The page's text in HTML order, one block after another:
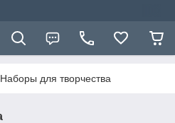
Наборы для творчества